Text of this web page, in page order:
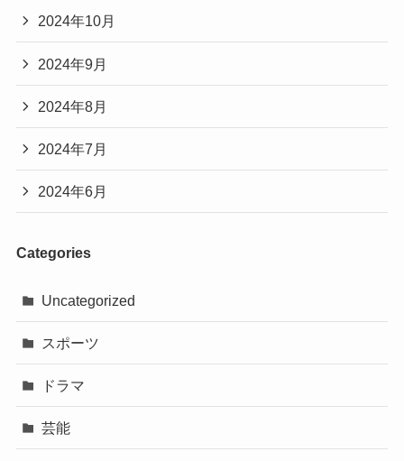
2024年10月
2024年9月
2024年8月
2024年7月
2024年6月
Categories
Uncategorized
スポーツ
ドラマ
芸能